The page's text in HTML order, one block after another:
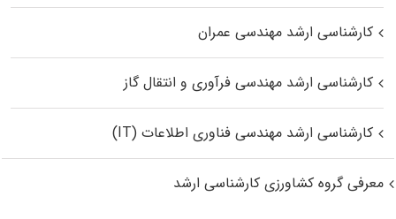
کارشناسی ارشد مهندسی عمران
کارشناسی ارشد مهندسی فرآوری و انتقال گاز
کارشناسی ارشد مهندسی فناوری اطلاعات (IT)
معرفی گروه کشاورزی کارشناسی ارشد